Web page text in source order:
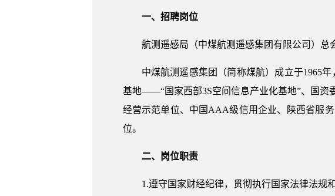
一、招聘岗位
航测遥感局（中煤航测遥感集团有限公司）总
中煤航测遥感集团（简称煤航）成立于1965
基地——“国家西部3S空间信息产业化基地”、国资
经营示范单位、中国AAA级信用企业、陕西省服
位。
二、岗位职责
1.遵守国家财经纪律，贯彻执行国家法律法规